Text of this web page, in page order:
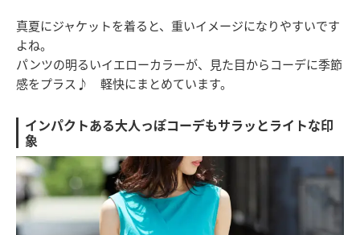
真夏にジャケットを着ると、重いイメージになりやすいです
よね。
パンツの明るいイエローカラーが、見た目からコーデに季節
感をプラス♪ 軽快にまとめています。
インパクトある大人っぽコーデもサラッとライトな印
象